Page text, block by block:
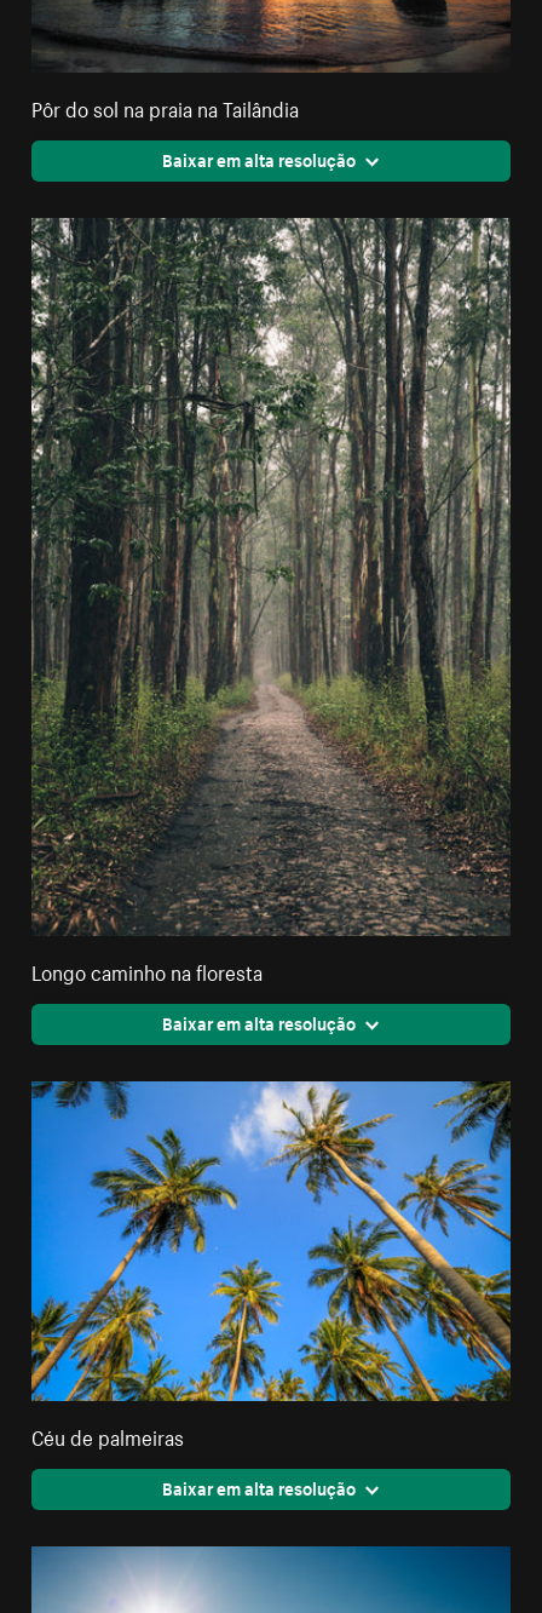
Pôr do sol na praia na Tailândia
Baixar em alta resolução
Longo caminho na floresta
Baixar em alta resolução
Céu de palmeiras
Baixar em alta resolução